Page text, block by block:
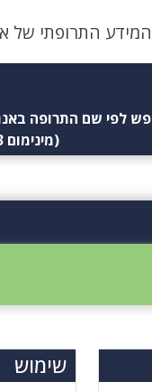
התרופתי של
לפי שם התרופה
(מינימום 3 אותיות)
שימוש